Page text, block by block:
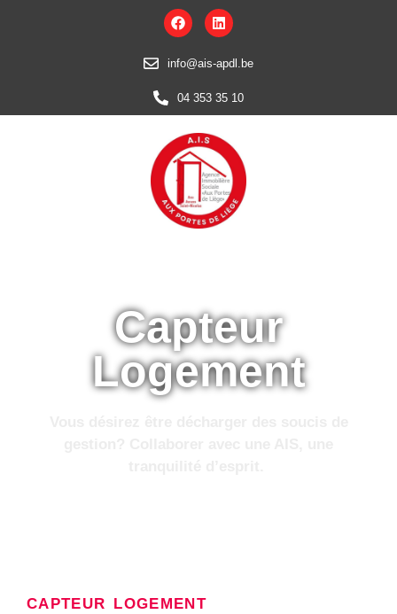
04 353 35 10
info@ais-apdl.be
Capteur
Logement
CAPTEUR LOGEMENT